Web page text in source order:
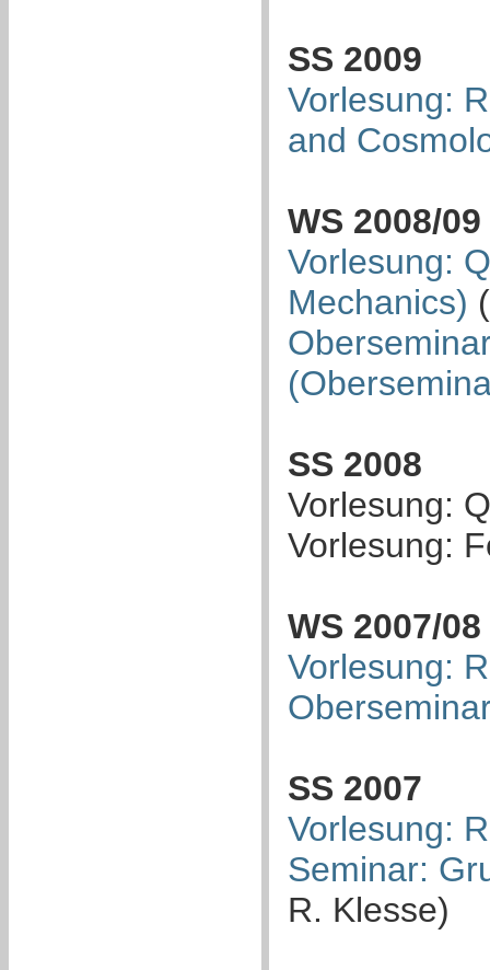
SS 2009
Vorlesung:
and
WS 2008/09
Vorlesung:
Mechanics)
SS 2008
Vorlesung:
Vorlesung:
WS 2007/08
Vorlesung:
SS 2007
Vorlesung:
Seminar:
R. Klesse)